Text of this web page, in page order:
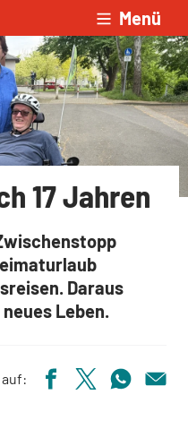
Menü
17 Jahren
Daraus
Leben.